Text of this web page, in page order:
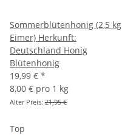
Sommerblütenhonig (2,5 kg
Eimer) Herkunft:
Deutschland Honig
Blütenhonig
19,99 € *
8,00 € pro 1 kg
Alter Preis: 21,95 €
Top